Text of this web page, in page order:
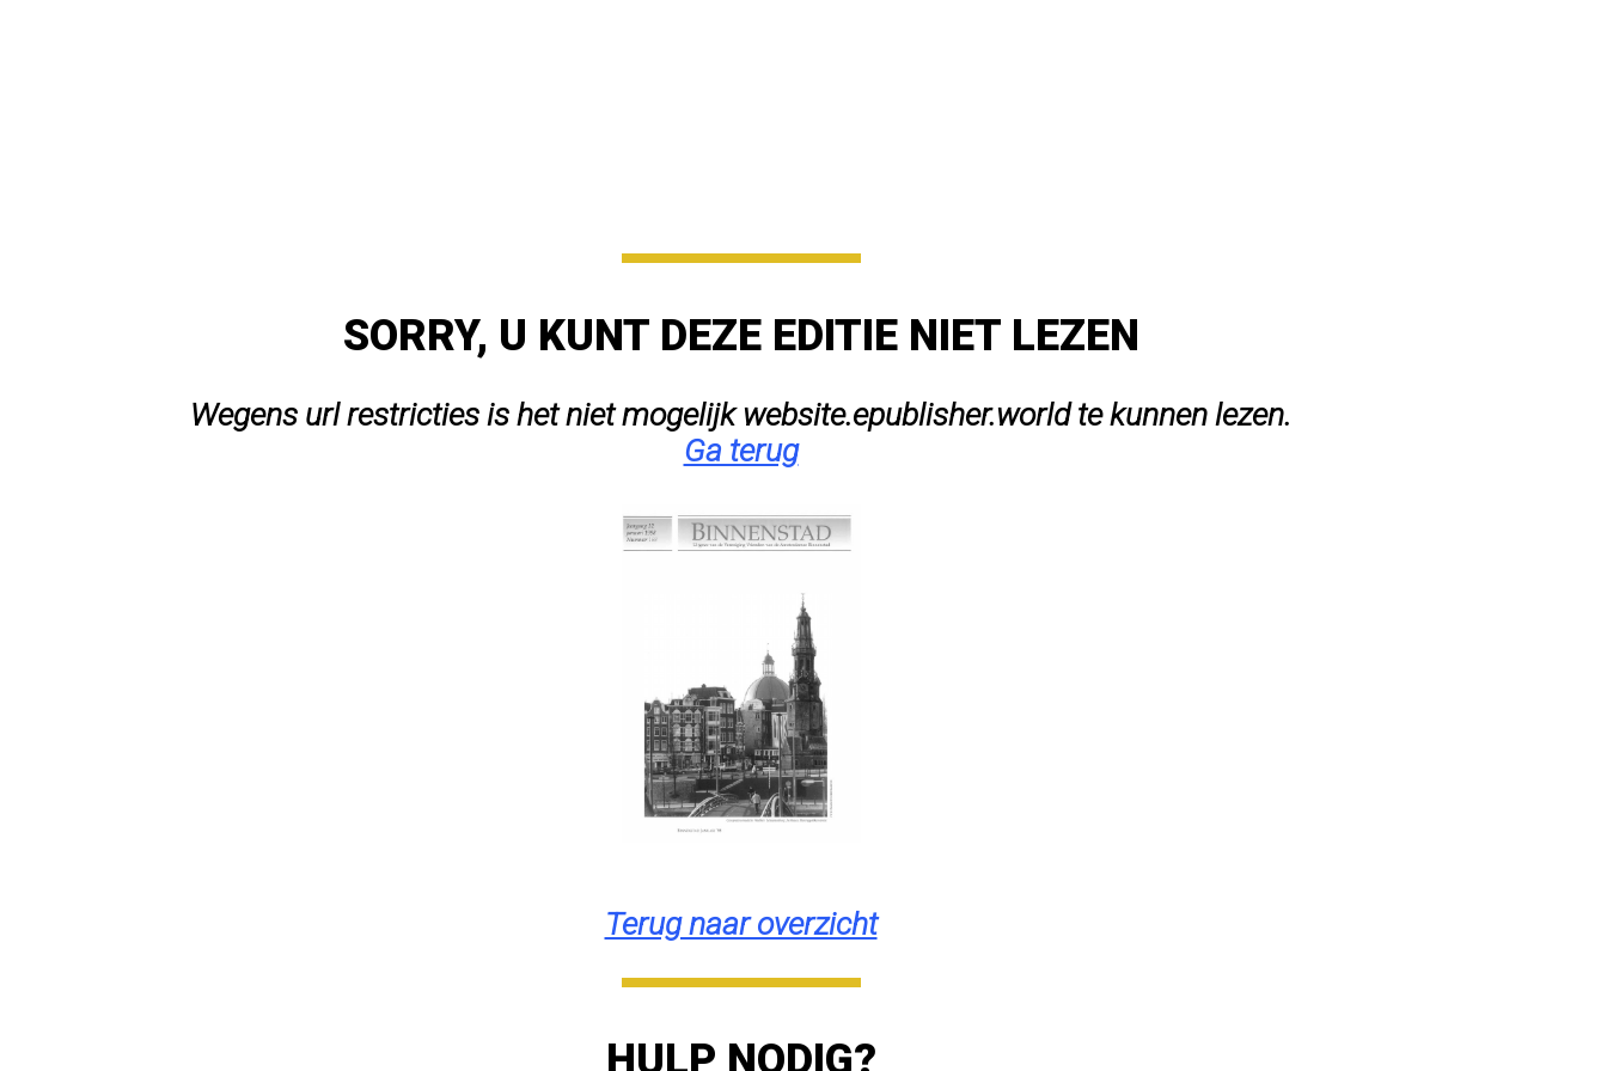
SORRY, U KUNT DEZE EDITIE NIET LEZEN
Wegens url restricties is het niet mogelijk website.epublisher.world te kunnen lezen.
Ga terug
Terug naar overzicht
HULP NODIG?